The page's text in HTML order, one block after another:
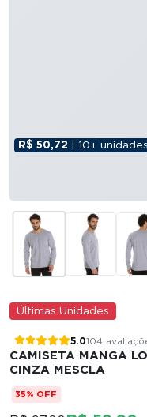
R$ 50,72 | 10+ unidades
Últimas Unidades
5.0104
CAMISETA MANGA
CINZA MESCLA
35% OFF